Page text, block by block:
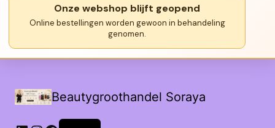
Onze webshop blijft geopend
Online bestellingen worden gewoon in behandeling
genomen.
Beautygroothandel Soraya